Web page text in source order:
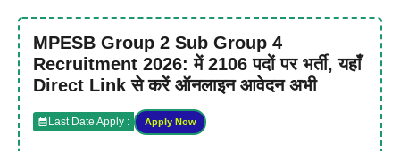
MPESB Group 2 Sub Group 4
Recruitment 2026: में 2106 पदों पर भर्ती, यहाँ
Direct Link से करें ऑनलाइन आवेदन अभी
Last Date Apply : Apply Now